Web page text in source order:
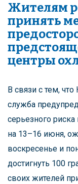
Жителям
принять
центры
В связи с тем,
служба
серьезного
на 13–16 июня,
воскресенье и
достигнуть 100
своих жителей